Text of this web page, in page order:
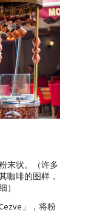
末状。（许多
咖啡的图样，
）
」，将粉